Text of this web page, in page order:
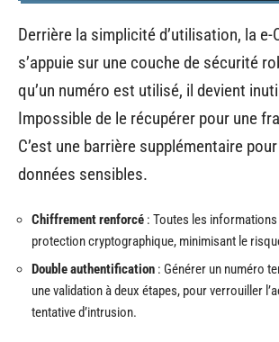
Derrière la simplicité d’utilisation, la e-
s’appuie sur une couche de sécurité
qu’un numéro est utilisé, il devient
Impossible de le récupérer pour une
C’est une barrière supplémentaire
données sensibles.
Chiffrement renforcé : Toutes les
protection cryptographique, minimisant le
Double authentification : Générer un numéro
une validation à deux étapes, pour verrouiller
tentative d’intrusion.